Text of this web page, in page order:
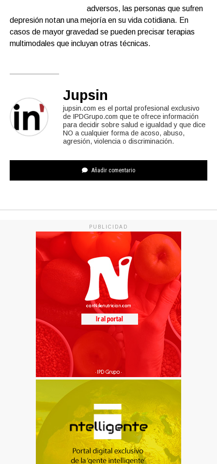
adversos, las personas que sufren
depresión notan una mejoría en su vida cotidiana. En
casos de mayor gravedad se pueden precisar terapias
multimodales que incluyan otras técnicas.
Jupsin
jupsin.com es el portal profesional exclusivo
de IPDGrupo.com que te ofrece información
para decidir sobre salud e igualdad y que dice
NO a cualquier forma de acoso, abuso,
agresión, violencia o discriminación.
Añadir comentario
PUBLICIDAD